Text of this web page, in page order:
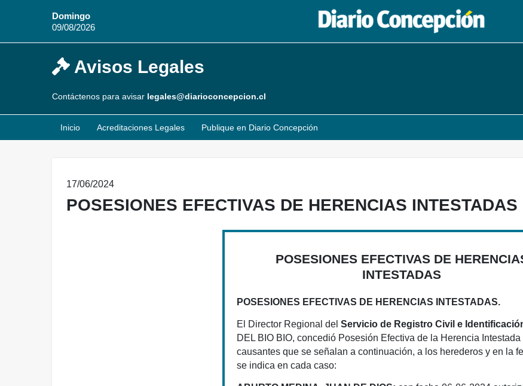
Domingo
09/08/2026
Avisos Legales
Contáctenos para avisar legales@diarioconcepcion.cl
Inicio Acreditaciones Legales Publique en Diario Concepción
17/06/2024
POSESIONES EFECTIVAS DE HERENCIAS INTESTADAS
POSESIONES EFECTIVAS DE
INTESTADAS
POSESIONES EFECTIVAS DE HERENCIAS INTESTADAS.
El Director Regional del Servicio de Registro Civil e
DEL BIO BIO, concedió Posesión Efectiva de la Herencia Intestada
causantes que se señalan a continuación, a los herederos y en la
se indica en cada caso: